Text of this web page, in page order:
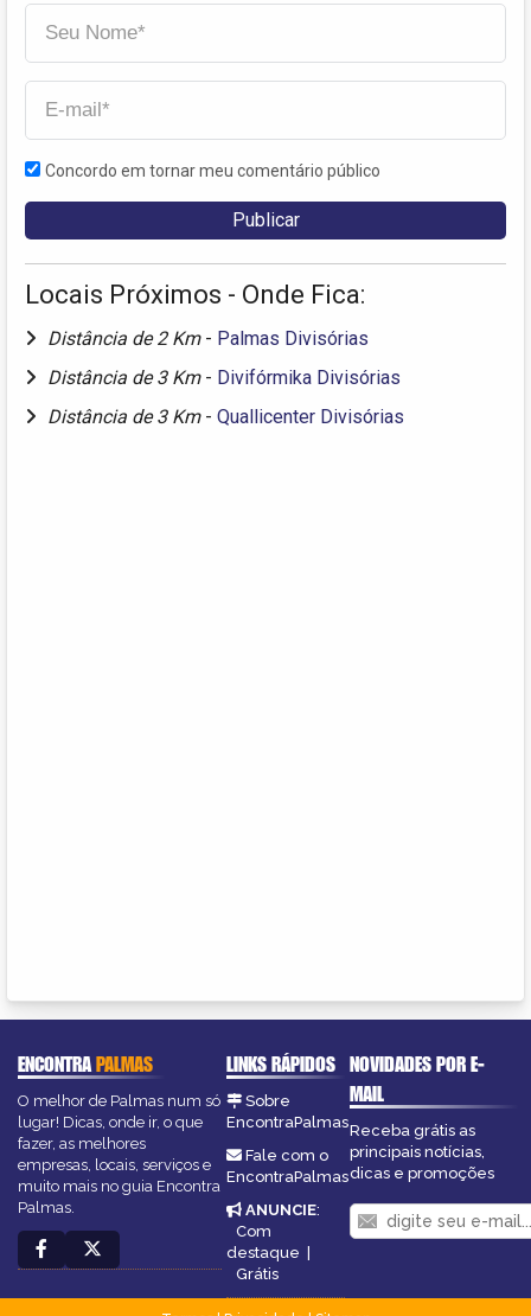
Concordo em tornar meu comentário público
Locais Próximos - Onde Fica:
Distância de 2 Km - Palmas Divisórias
Distância de 3 Km - Divifórmika Divisórias
Distância de 3 Km - Quallicenter Divisórias
ENCONTRAPALMAS
O melhor de Palmas num só
lugar! Dicas, onde ir, o que
fazer, as melhores
empresas, locais, serviços e
muito mais no guia Encontra
Palmas.
LINKS RÁPIDOS
Sobre
EncontraPalmas
Fale com o
EncontraPalmas
ANUNCIE:
Com
destaque |
Grátis
NOVIDADES POR E-
MAIL
Receba grátis as
principais notícias,
dicas e promoções